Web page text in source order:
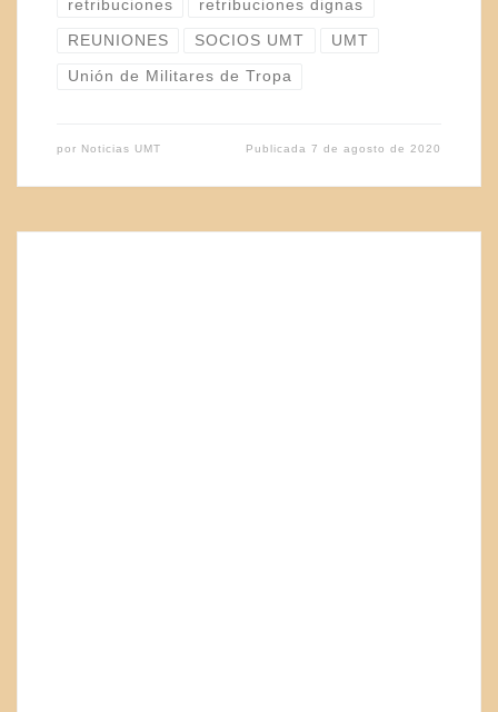
retribuciones retribuciones dignas
REUNIONES SOCIOS UMT UMT
Unión de Militares de Tropa
por Noticias UMT Publicada7 de agosto de 2020